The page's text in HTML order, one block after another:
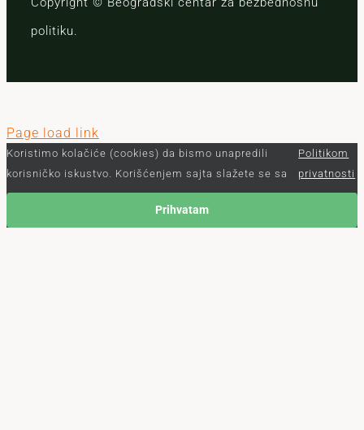
politiku.
Page load link
Koristimo kolačiće (cookies) da bismo unapredili
korisničko iskustvo. Korišćenjem sajta slažete se sa
Politikom
privatnosti
Prihvatam